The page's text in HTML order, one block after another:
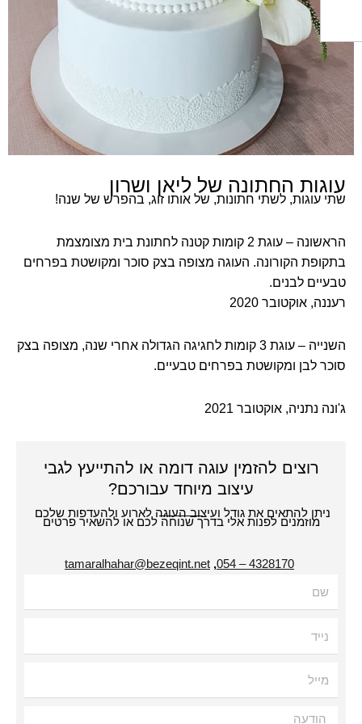
החתונה של ליאן ושרון
לשתי חתונות, של אותו זוג, בהפרש של שנה!
הראשונה – עוגת 2 קומות קטנה לחתונת בית מצומצמת
הקורונה. העוגה מצופה בצק סוכר ומקושטת בפרחים
לבנים.
אוקטובר 2020
השנייה – עוגת 3 קומות לחגיגה הגדולה אחרי שנה, מצופה בצק
לבן ומקושטת בפרחים טבעיים.
נתניה, אוקטובר2021
רוצים להזמין עוגה דומה או להתייעץ לגבי
עיצוב מיוחד עבורכם?
להתאים את גודל ועיצוב העוגה לארוע ולהעדפות שלכם
מוזמנים לפנות אלי בדרך שנוחה לכם או להשאיר פרטים
4328170 – 054
,
tamaralhahar@bezeqint.net